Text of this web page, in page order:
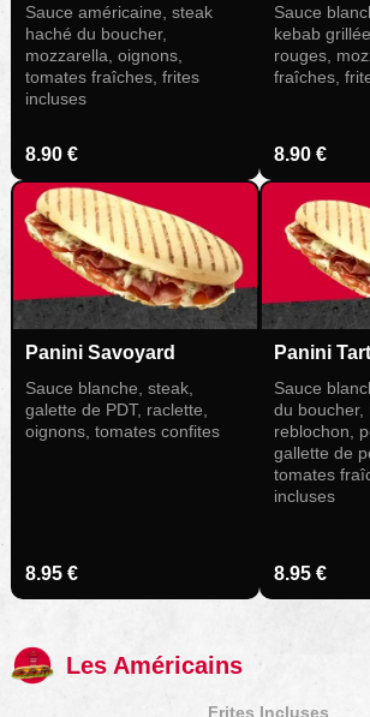
Sauce américaine, steak
haché du boucher,
mozzarella, oignons,
tomates fraîches, frites
incluses
8.90 €
Sauce
kebab
rouges,
fraîches,
8.90 €
Panini Savoyard
Sauce blanche, steak,
galette de PDT, raclette,
oignons, tomates confites
8.95 €
Panini
Sauce
du boucher,
reblochon,
gallette de
tomates
incluses
8.95 €
Les Américains
Frites Incluses